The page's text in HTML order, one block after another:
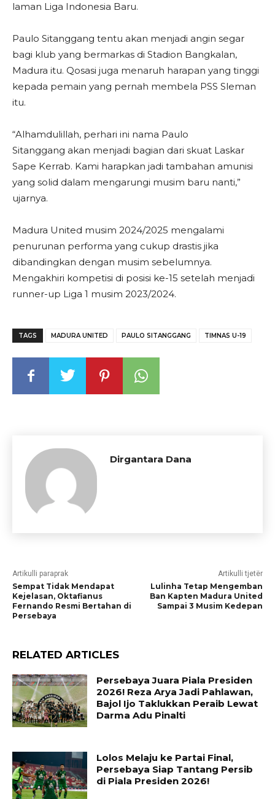
laman Liga Indonesia Baru.
Paulo Sitanggang tentu akan menjadi angin segar
bagi klub yang bermarkas di Stadion Bangkalan,
Madura itu. Qosasi juga menaruh harapan yang tinggi
kepada pemain yang pernah membela PSS Sleman
itu.
“Alhamdulillah, perhari ini nama Paulo
Sitanggang akan menjadi bagian dari skuat Laskar
Sape Kerrab. Kami harapkan jadi tambahan amunisi
yang solid dalam mengarungi musim baru nanti,”
ujarnya.
Madura United musim 2024/2025 mengalami
penurunan performa yang cukup drastis jika
dibandingkan dengan musim sebelumnya.
Mengakhiri kompetisi di posisi ke-15 setelah menjadi
runner-up Liga 1 musim 2023/2024.
TAGS MADURA UNITED PAULO SITANGGANG TIMNAS U-19
Dirgantara Dana
Artikulli paraprak
Sempat Tidak Mendapat
Kejelasan, Oktafianus
Fernando Resmi Bertahan di
Persebaya
Artikulli tjetër
Lulinha Tetap Mengemban
Ban Kapten Madura United
Sampai 3 Musim Kedepan
RELATED ARTICLES
Persebaya Juara Piala Presiden
2026! Reza Arya Jadi Pahlawan,
Bajol Ijo Taklukkan Peraib Lewat
Darma Adu Pinalti
Lolos Melaju ke Partai Final,
Persebaya Siap Tantang Persib
di Piala Presiden 2026!